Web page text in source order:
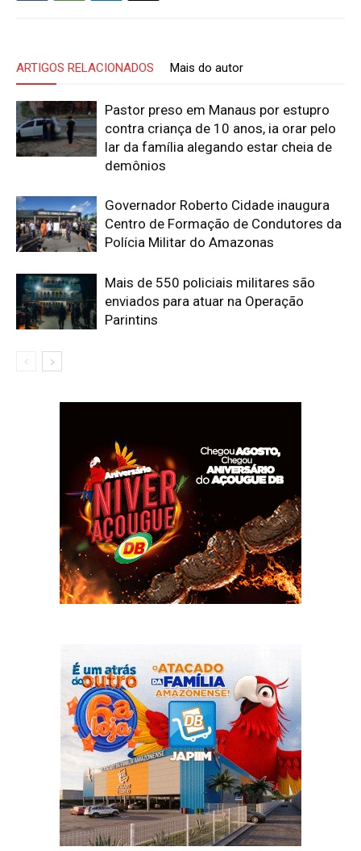
ARTIGOS RELACIONADOS Mais do autor
Pastor preso em Manaus por estupro
contra criança de 10 anos, ia orar pelo
lar da família alegando estar cheia de
demônios
Governador Roberto Cidade inaugura
Centro de Formação de Condutores da
Polícia Militar do Amazonas
Mais de 550 policiais militares são
enviados para atuar na Operação
Parintins